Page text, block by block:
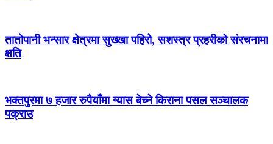
तातोपानी भन्सार क्षेत्रमा सुख्खा पहिरो, सशस्त्र प्रहरीको संरचनामा
क्षति
भक्तपुरमा ७ हजार रुपैयाँमा ग्यास बेच्ने किराना पसल सञ्चालक
पक्राउ